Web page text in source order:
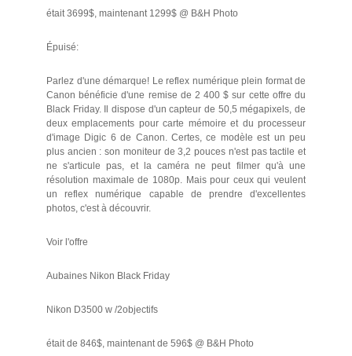
était 3699$, maintenant 1299$ @ B&H Photo
Épuisé:
Parlez d'une démarque! Le reflex numérique plein format de
Canon bénéficie d'une remise de 2 400 $ sur cette offre du
Black Friday. Il dispose d'un capteur de 50,5 mégapixels, de
deux emplacements pour carte mémoire et du processeur
d'image Digic 6 de Canon. Certes, ce modèle est un peu
plus ancien : son moniteur de 3,2 pouces n'est pas tactile et
ne s'articule pas, et la caméra ne peut filmer qu'à une
résolution maximale de 1080p. Mais pour ceux qui veulent
un reflex numérique capable de prendre d'excellentes
photos, c'est à découvrir.
Voir l'offre
Aubaines Nikon Black Friday
Nikon D3500 w /2objectifs
était de 846$, maintenant de 596$ @ B&H Photo